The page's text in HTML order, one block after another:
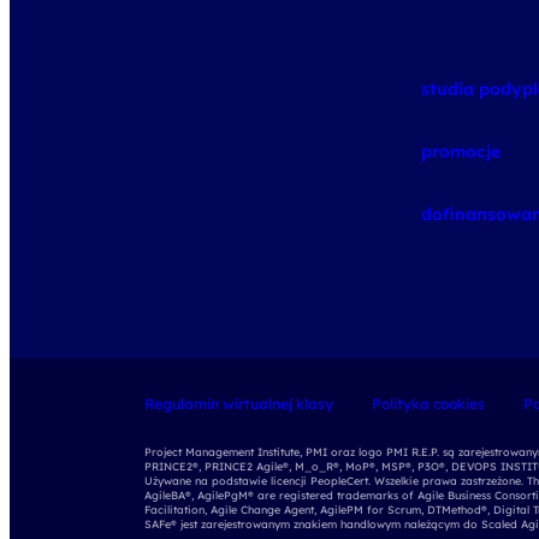
studia
promocje
Regulamin wirtualnej klasy Polityka cookies
Project Management Institute, PMI oraz logo PMI R.E.P. są
PRINCE2®, PRINCE2 Agile®, M_o_R®, MoP®, MSP®, P3O®, DEVOPS
Używane na podstawie licencji PeopleCert. Wszelkie prawa
AgileBA®, AgilePgM® are registered trademarks of Agile Business
Facilitation, Agile Change Agent, AgilePM for Scrum, DTMethod®,
SAFe® jest zarejestrowanym znakiem handlowym należącym do Scaled